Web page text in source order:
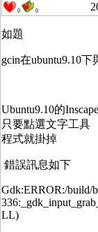
0 0
如題
gcin在ubuntu9.10下
Ubuntu9.10的
只要點選文字工具
程式就掛掉
錯誤訊息如下
Gdk:ERROR:/build/
LL)